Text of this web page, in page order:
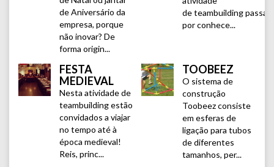
de Aniversário da
empresa, porque
não inovar? De
forma origin...
de teambuilding passa
por conhece...
FESTA
MEDIEVAL
Nesta atividade de
teambuilding estão
convidados a viajar
no tempo até à
época medieval!
Reis, princ...
TOOBEEZ
O sistema de
construção
Toobeez consiste
em esferas de
ligação para tubos
de diferentes
tamanhos, per...